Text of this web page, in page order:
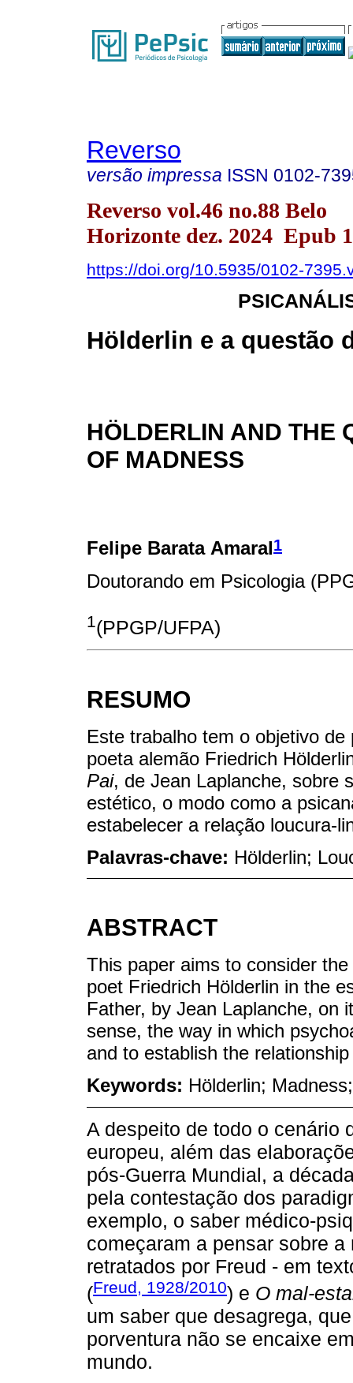
Reverso
versão impressa ISSN 0102-
Reverso vol.46 no.88 Belo
Horizonte dez. 2024 Epub
https://doi.org/10.5935/0102-
Hölderlin e a questão
HÖLDERLIN AND THE
OF MADNESS
Felipe Barata Amaral1
Doutorando em Psicologia
1 (PPGP/UFPA)
RESUMO
Este trabalho tem o objetivo
poeta alemão Friedrich
Pai, de Jean Laplanche, sobre
estético, o modo como a
estabelecer a relação loucura-
Palavras-chave: Hölderlin;
ABSTRACT
This paper aims to consider
poet Friedrich Hölderlin in the
Father, by Jean Laplanche, on
sense, the way in which
and to establish the
Keywords: Hölderlin;
A despeito de todo o cenário
europeu, além das
pós-Guerra Mundial, a
pela contestação dos
exemplo, o saber médico-
começaram a pensar sobre
retratados por Freud - em
(Freud, 1928/2010) e O mal-
um saber que desagrega,
porventura não se encaixe
mundo.